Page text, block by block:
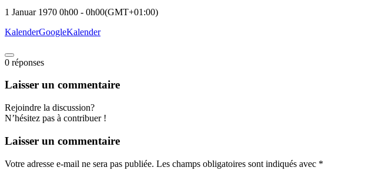
1 Januar 1970 0h00 - 0h00(GMT+01:00)
KalenderGoogleKalender
0 réponses
Laisser un commentaire
Rejoindre la discussion?
N’hésitez pas à contribuer !
Laisser un commentaire
Votre adresse e-mail ne sera pas publiée. Les champs obligatoires sont indiqués avec *